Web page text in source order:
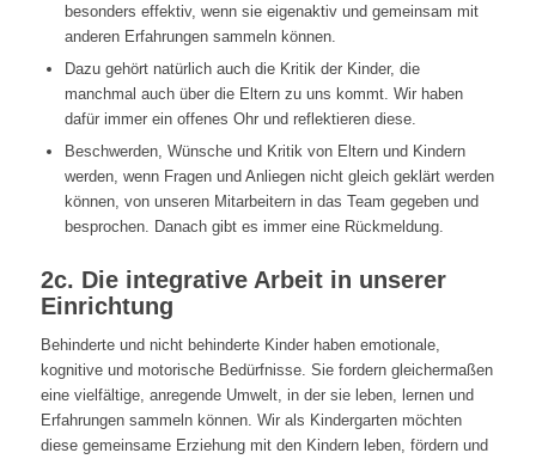
besonders effektiv, wenn sie eigenaktiv und gemeinsam mit
anderen Erfahrungen sammeln können.
Dazu gehört natürlich auch die Kritik der Kinder, die
manchmal auch über die Eltern zu uns kommt. Wir haben
dafür immer ein offenes Ohr und reflektieren diese.
Beschwerden, Wünsche und Kritik von Eltern und Kindern
werden, wenn Fragen und Anliegen nicht gleich geklärt werden
können, von unseren Mitarbeitern in das Team gegeben und
besprochen. Danach gibt es immer eine Rückmeldung.
2c. Die integrative Arbeit in unserer
Einrichtung
Behinderte und nicht behinderte Kinder haben emotionale,
kognitive und motorische Bedürfnisse. Sie fordern gleichermaßen
eine vielfältige, anregende Umwelt, in der sie leben, lernen und
Erfahrungen sammeln können. Wir als Kindergarten möchten
diese gemeinsame Erziehung mit den Kindern leben, fördern und